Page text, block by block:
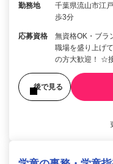
勤務地
千葉県流山市江
歩3分
応募資格
無資格OK・ブ
職場を盛り上げ
の方大歓迎！ ☆
後で見る